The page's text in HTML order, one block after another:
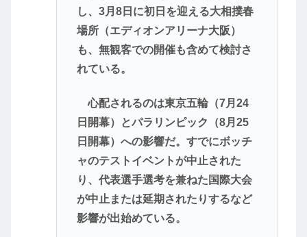
し、3月8日に初日を迎える大相撲春
場所（エディオンアリーナ大阪）
も、無観客での開催も含めて検討さ
れている。
心配されるのは東京五輪（7月24
日開幕）とパラリンピック（8月25
日開幕）への影響だ。すでにボッチ
ャのテストイベントが中止された
り、代表選手選考を兼ねた国際大会
が中止または延期されたりするなど
影響が出始めている。